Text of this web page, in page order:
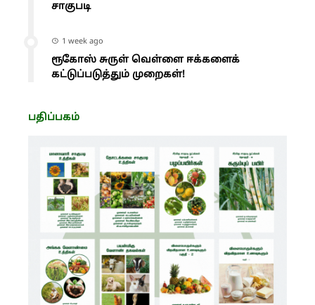
சாகுபடி
1 week ago
ரூகோஸ் சுருள் வெள்ளை ஈக்களைக்
கட்டுப்படுத்தும் முறைகள்!
பதிப்பகம்